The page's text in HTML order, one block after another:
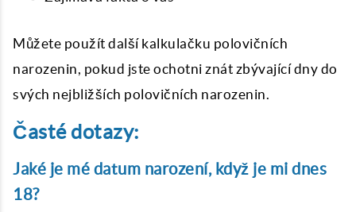
Můžete použít další kalkulačku polovičních
narozenin, pokud jste ochotni znát zbývající dny do
svých nejbližších polovičních narozenin.
Časté dotazy:
Jaké je mé datum narození, když je mi dnes
18?